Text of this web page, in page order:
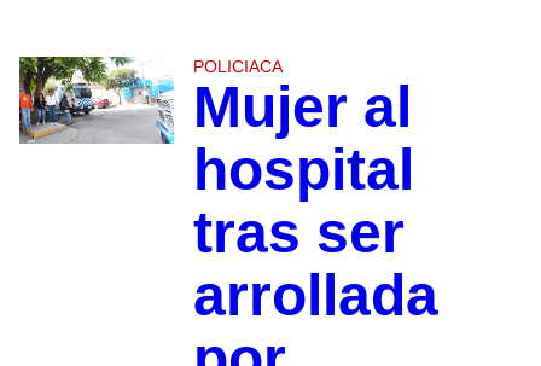
POLICIACA
Mujer al
hospital
tras ser
arrollada